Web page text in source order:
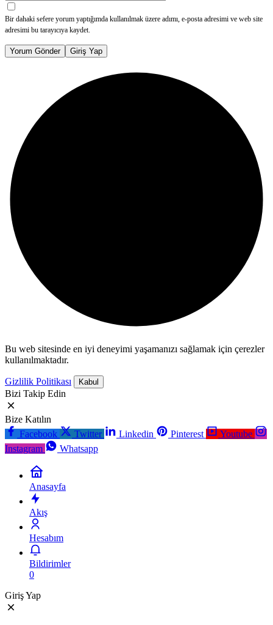
Bir dahaki sefere yorum yaptığımda kullanılmak üzere adımı, e-posta adresimi ve web site
adresimi bu tarayıcıya kaydet.
Yorum Gönder Giriş Yap
Bu web sitesinde en iyi deneyimi yaşamanızı sağlamak için çerezler
kullanılmaktadır.
Gizlilik Politikası Kabul
Bizi Takip Edin
Bize Katılın
Facebook
Twitter Linkedin Pinterest
Youtube
Instagram
Whatsapp
Anasayfa
Akış
Hesabım
Bildirimler
0
Giriş Yap